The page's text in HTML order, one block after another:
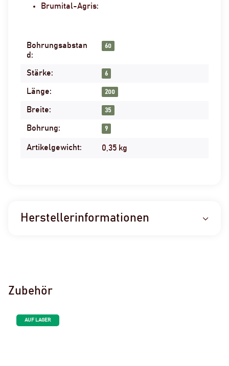
Brumital-Agris:
Produkteigenschaft
Wert
Bohrungsabstan
d:
60
Stärke: 6
Länge: 200
Breite: 35
Bohrung: 9
Artikelgewicht: 0,35 kg
Herstellerinformationen
Zubehör
AUF LAGER